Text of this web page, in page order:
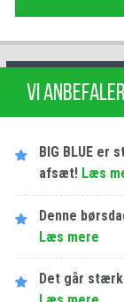
VI ANBEFALER
BIG BLUE er
afsæt! Læs
Denne
Læs mere
Det går